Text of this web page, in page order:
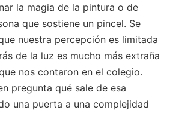
la magia de la pintura o de
que sostiene un pincel. Se
nuestra percepción es limitada
de la luz es mucho más extraña
nos contaron en el colegio.
pregunta qué sale de esa
una puerta a una complejidad